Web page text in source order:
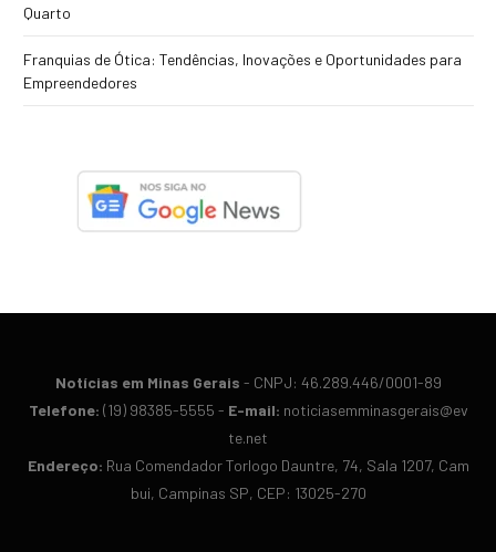
Quarto
Franquias de Ótica: Tendências, Inovações e Oportunidades para
Empreendedores
Notícias em Minas Gerais - CN​PJ: 46.​289.​446/​0001-​89
Te​lefone: (19) 98​385-​5555 - E-​mail: noticiasemminasgerais@​ev​
te.​net
En​der​eço: Rua Co​men​dador Tor​logo Dau​ntre, 74, Sa​la 12​07, Cam​
bui, Cam​pinas SP, C​EP: 13​025-​270